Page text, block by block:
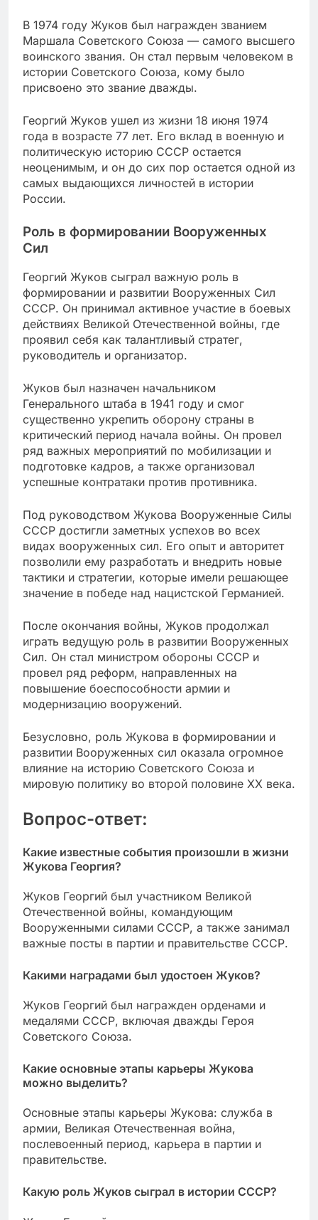
В 1974 году Жуков был награжден званием
Маршала Советского Союза — самого высшего
воинского звания. Он стал первым человеком в
истории Советского Союза, кому было
присвоено это звание дважды.
Георгий Жуков ушел из жизни 18 июня 1974
года в возрасте 77 лет. Его вклад в военную и
политическую историю СССР остается
неоценимым, и он до сих пор остается одной из
самых выдающихся личностей в истории
России.
Роль в формировании Вооруженных
Сил
Георгий Жуков сыграл важную роль в
формировании и развитии Вооруженных Сил
СССР. Он принимал активное участие в боевых
действиях Великой Отечественной войны, где
проявил себя как талантливый стратег,
руководитель и организатор.
Жуков был назначен начальником
Генерального штаба в 1941 году и смог
существенно укрепить оборону страны в
критический период начала войны. Он провел
ряд важных мероприятий по мобилизации и
подготовке кадров, а также организовал
успешные контратаки против противника.
Под руководством Жукова Вооруженные Силы
СССР достигли заметных успехов во всех
видах вооруженных сил. Его опыт и авторитет
позволили ему разработать и внедрить новые
тактики и стратегии, которые имели решающее
значение в победе над нацистской Германией.
После окончания войны, Жуков продолжал
играть ведущую роль в развитии Вооруженных
Сил. Он стал министром обороны СССР и
провел ряд реформ, направленных на
повышение боеспособности армии и
модернизацию вооружений.
Безусловно, роль Жукова в формировании и
развитии Вооруженных сил оказала огромное
влияние на историю Советского Союза и
мировую политику во второй половине XX века.
Вопрос-ответ:
Какие известные события произошли в жизни
Жукова Георгия?
Жуков Георгий был участником Великой
Отечественной войны, командующим
Вооруженными силами СССР, а также занимал
важные посты в партии и правительстве СССР.
Какими наградами был удостоен Жуков?
Жуков Георгий был награжден орденами и
медалями СССР, включая дважды Героя
Советского Союза.
Какие основные этапы карьеры Жукова
можно выделить?
Основные этапы карьеры Жукова: служба в
армии, Великая Отечественная война,
послевоенный период, карьера в партии и
правительстве.
Какую роль Жуков сыграл в истории СССР?